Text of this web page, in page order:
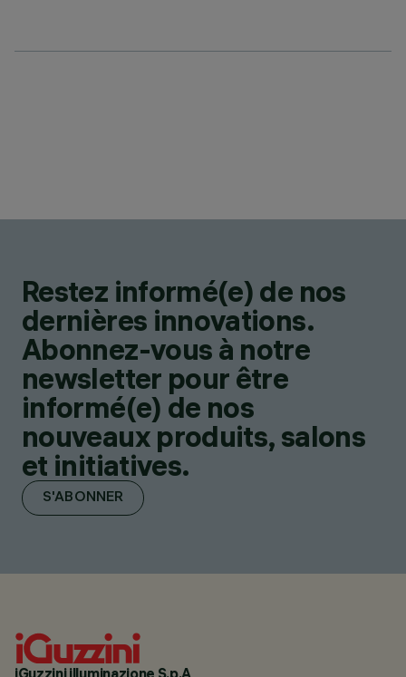
Restez informé(e) de nos
dernières innovations.
Abonnez-vous à notre
newsletter pour être
informé(e) de nos
nouveaux produits, salons
et initiatives.
S'ABONNER
iGuzzini illuminazione S.p.A